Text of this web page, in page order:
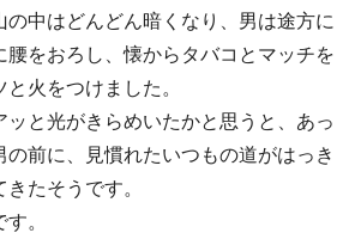
の中はどんどん暗くなり、男は途方に
腰をおろし、懐からタバコとマッチを
火をつけました。
ッと光がきらめいたかと思うと、あっ
の前に、見慣れたいつもの道がはっき
たそうです。
。